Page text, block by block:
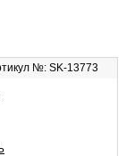
№: SK-13773